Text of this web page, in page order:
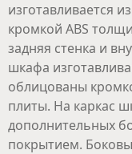
изготавливается
кромкой ABS
задняя стенка и
шкафа
облицованы
плиты. На каркас
дополнительных
покрытием.